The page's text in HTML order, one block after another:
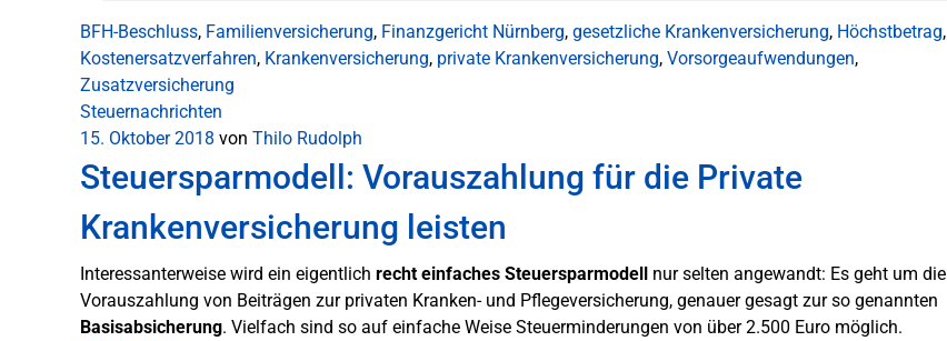
BFH-Beschluss, Familienversicherung, Finanzgericht Nürnberg, gesetzliche Krankenversicherung, Höchstbetrag,
Kostenersatzverfahren, Krankenversicherung, private Krankenversicherung, Vorsorgeaufwendungen,
Zusatzversicherung
Steuernachrichten
15. Oktober 2018 von Thilo Rudolph
Steuersparmodell: Vorauszahlung für die Private
Krankenversicherung leisten
Interessanterweise wird ein eigentlich recht einfaches Steuersparmodell nur selten angewandt: Es geht um die
Vorauszahlung von Beiträgen zur privaten Kranken- und Pflegeversicherung, genauer gesagt zur so genannten
Basisabsicherung. Vielfach sind so auf einfache Weise Steuerminderungen von über 2.500 Euro möglich.